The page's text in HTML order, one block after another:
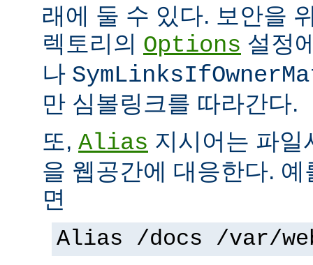
래에 둘 수 있다. 보안을
렉토리의 Options 설정
나
만 심볼링크를 따라간다.
또, Alias 지시어는 파일
을 웹공간에 대응한다.
면
Alias /docs /var/